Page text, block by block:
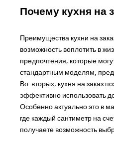
Почему кухня на
Преимущества кухни на
возможность воплотить в
предпочтения, которые
стандартным моделям,
Во-вторых, кухня на заказ
эффективно использовать
Особенно актуально это в
где каждый сантиметр на
получаете возможность